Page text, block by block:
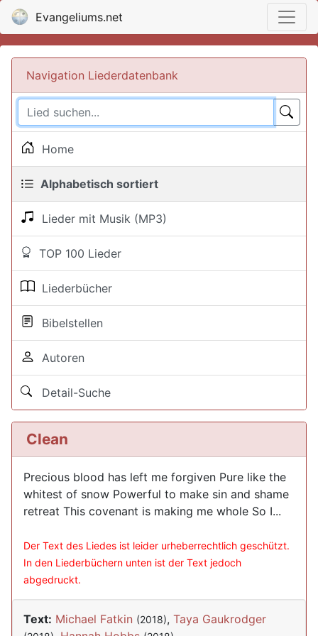
Evangeliums.net
Navigation Liederdatenbank
Home
Alphabetisch sortiert
Lieder mit Musik (MP3)
TOP 100 Lieder
Liederbücher
Bibelstellen
Autoren
Detail-Suche
Clean
Precious blood has left me forgiven Pure like the
whitest of snow Powerful to make sin and shame
retreat This covenant is making me whole So I...
Der Text des Liedes ist leider urheberrechtlich geschützt.
In den Liederbüchern unten ist der Text jedoch
abgedruckt.
Text: Michael Fatkin (2018), Taya Gaukrodger